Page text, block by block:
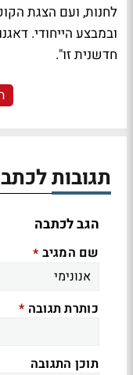
לחנות, ועם הצגת
ובמבצע הייחודי.
חדשנית זו".
תגובות
הגב לכתבה
שם המגיב *
כותרת תגובה *
תוכן התגובה